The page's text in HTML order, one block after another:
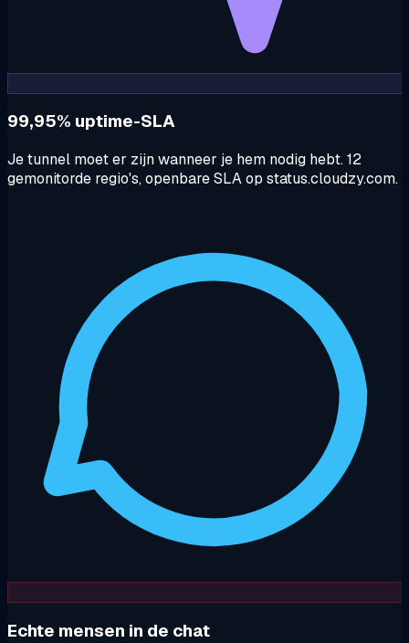
99,95% uptime-SLA
Je tunnel moet er zijn wanneer je hem nodig hebt. 12
gemonitorde regio's, openbare SLA op status.cloudzy.com.
Echte mensen in de chat